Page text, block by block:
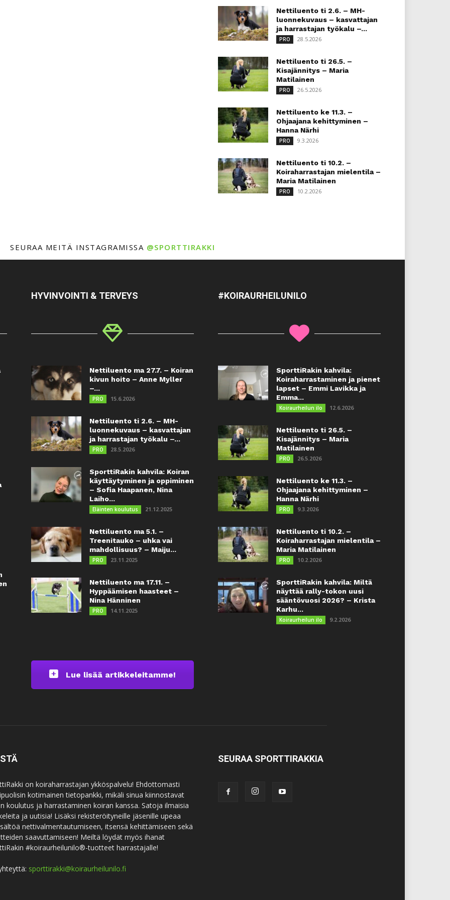
Nettiluento ti 2.6. – MH-
luonnekuvaus – kasvattajan
ja harrastajan työkalu –...
PRO 28.5.2026
Nettiluento ti 26.5. –
Kisajännitys – Maria
Matilainen
PRO 26.5.2026
Nettiluento ke 11.3. –
Ohjaajana kehittyminen –
Hanna Närhi
PRO 9.3.2026
Nettiluento ti 10.2. –
Koiraharrastajan mielentila –
Maria Matilainen
PRO 10.2.2026
SEURAA MEITÄ INSTAGRAMISSA @SPORTTIRAKKI
HYVINVOINTI & TERVEYS
Nettiluento ma 27.7. – Koiran
kivun hoito – Anne Myller
–...
PRO 15.6.2026
Nettiluento ti 2.6. – MH-
luonnekuvaus – kasvattajan
ja harrastajan työkalu –...
PRO 28.5.2026
SporttiRakin kahvila: Koiran
käyttäytyminen ja oppiminen
– Sofia Haapanen, Nina
Laiho...
Eläinten koulutus 21.12.2025
Nettiluento ma 5.1. –
Treenitauko – uhka vai
mahdollisuus? – Maiju...
PRO 23.11.2025
Nettiluento ma 17.11. –
Hyppäämisen haasteet –
Nina Hänninen
PRO 14.11.2025
Lue lisää artikkeleitamme!
#KOIRAURHEILUNILO
SporttiRakin kahvila:
Koiraharrastaminen ja pienet
lapset – Emmi Lavikka ja
Emma...
Koiraurheilun ilo 12.6.2026
Nettiluento ti 26.5. –
Kisajännitys – Maria
Matilainen
PRO 26.5.2026
Nettiluento ke 11.3. –
Ohjaajana kehittyminen –
Hanna Närhi
PRO 9.3.2026
Nettiluento ti 10.2. –
Koiraharrastajan mielentila –
Maria Matilainen
PRO 10.2.2026
SporttiRakin kahvila: Miltä
näyttää rally-tokon uusi
sääntövuosi 2026? – Krista
Karhu...
Koiraurheilun ilo 9.2.2026
on koiraharrastajan ykköspalvelu! Ehdottomasti
kotimainen tietopankki, mikäli sinua kiinnostavat
koulutus ja harrastaminen koiran kanssa. Satoja ilmaisia
ja uutisia! Lisäksi rekisteröityneille jäsenille upeaa
nettivalmentautumiseen, itsensä kehittämiseen sekä
saavuttamiseen! Meiltä löydät myös ihanat
#koiraurheilunilo®-tuotteet harrastajalle!
sporttirakki@koiraurheilunilo.fi
SEURAA SPORTTIRAKKIA